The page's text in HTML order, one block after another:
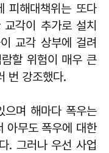
피해대책위는 또다
각이 추가로 설치
교각 상부에 걸려
할 위험이 매우 큰
번 강조했다.
으며 해마다 폭우는
아무도 폭우에 대한
. 그러나 우선 사업